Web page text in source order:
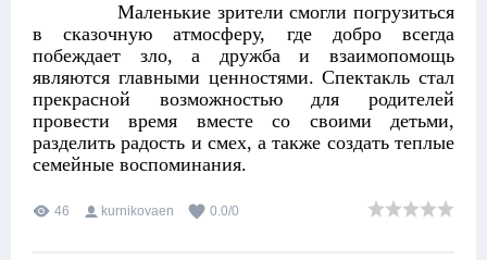
Маленькие зрители смогли погрузиться
в сказочную атмосферу, где добро всегда
побеждает зло, а дружба и взаимопомощь
являются главными ценностями. Спектакль стал
прекрасной возможностью для родителей
провести время вместе со своими детьми,
разделить радость и смех, а также создать теплые
семейные воспоминания.
46 kurnikovaen 0.0/0